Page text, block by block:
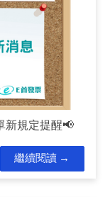
新規定提醒📢
繼續閱讀